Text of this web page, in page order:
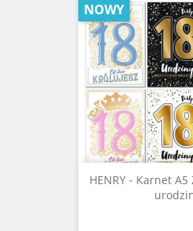
HENRY - Karnet A5
NOWY